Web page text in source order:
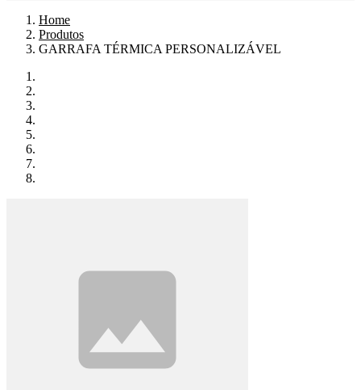
Home
Produtos
GARRAFA TÉRMICA PERSONALIZÁVEL